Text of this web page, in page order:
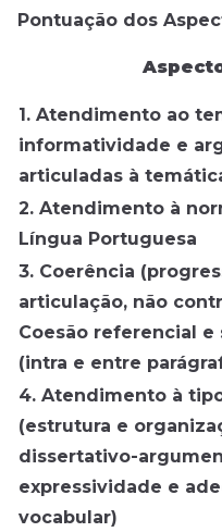
Pontuação dos
1. Atendimento ao
informatividade e
articuladas à
2. Atendimento à
Língua Portuguesa
3. Coerência
articulação, não
Coesão referencial e
(intra e entre
4. Atendimento à
(estrutura e
dissertativo-
expressividade e
vocabular)